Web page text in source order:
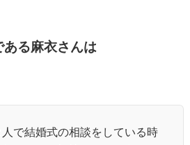
ある麻衣さんは
で結婚式の相談をしている時